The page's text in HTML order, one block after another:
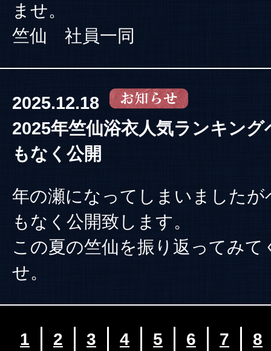
ませ。
竺仙 社員一同
2025.12.18
2025年竺仙浴衣人気ランキン
もなく公開
年の瀬になってしまいましたが
もなく公開致します。
この夏の竺仙を振り返ってみて
せ。
1 2 3 4 5 6 7 8